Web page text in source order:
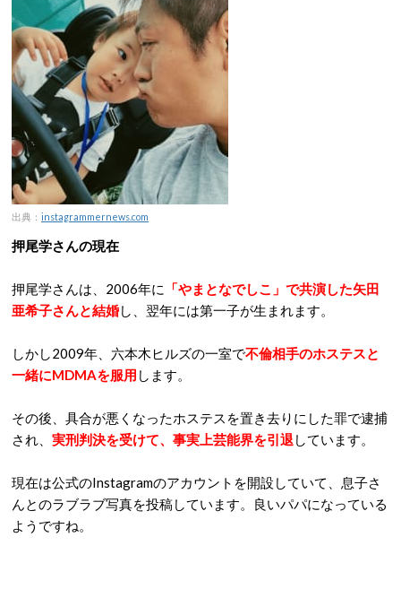
出典： instagrammernews.com
押尾学さんの現在
押尾学さんは、2006年に
「やまとなでしこ」で共演した矢田
亜希子さんと結婚し、翌年には第一子が生まれます。
しかし2009年、六本木ヒルズの一室で不倫相手のホステスと
一緒にMDMAを服用 します。
その後、具合が悪くなったホステスを置き去りにした罪で逮捕
され、 実刑判決を受けて、事実上芸能界を引退 しています。
現在は公式のInstagramのアカウントを開設していて、息子さ
んとのラブラブ写真を投稿しています。良いパパになっている
ようですね。